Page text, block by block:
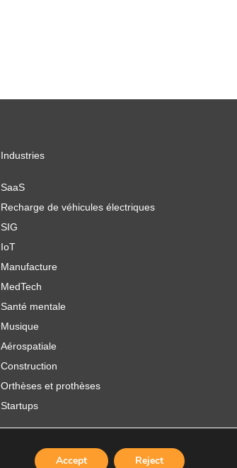
Industries
SaaS
Recharge de véhicules électriques
SIG
IoT
Manufacture
MedTech
Santé mentale
Musique
Aérospatiale
Construction
Orthèses et prothèses
Startups
Accept Reject